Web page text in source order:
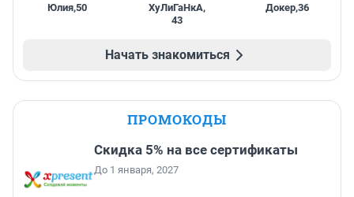
Юлия,50 ХуЛиГаНкА,
43
Докер,36
Начать знакомиться
ПРОМОКОДЫ
Скидка 5% на все сертификаты
До 1 января, 2027